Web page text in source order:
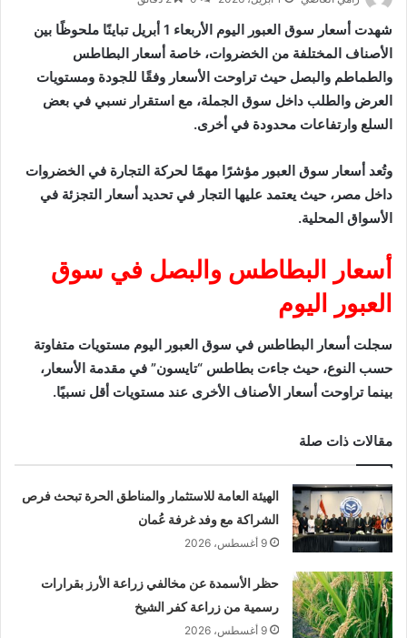
شهدت أسعار سوق العبور اليوم الأربعاء 1 أبريل تباينًا ملحوظًا بين
الأصناف المختلفة من الخضروات، خاصة أسعار البطاطس
والطماطم والبصل حيث تراوحت الأسعار وفقًا للجودة ومستويات
العرض والطلب داخل سوق الجملة، مع استقرار نسبي في بعض
السلع وارتفاعات محدودة في أخرى.
وتُعد أسعار سوق العبور مؤشرًا مهمًا لحركة التجارة في الخضروات
داخل مصر، حيث يعتمد عليها التجار في تحديد أسعار التجزئة في
الأسواق المحلية.
أسعار البطاطس والبصل في سوق
العبور اليوم
سجلت أسعار البطاطس في سوق العبور اليوم مستويات متفاوتة
حسب النوع، حيث جاءت بطاطس “تايسون” في مقدمة الأسعار،
بينما تراوحت أسعار الأصناف الأخرى عند مستويات أقل نسبيًا.
مقالات ذات صلة
الهيئة العامة للاستثمار والمناطق الحرة تبحث فرص
الشراكة مع وفد غرفة عُمان
9 أغسطس، 2026
حظر الأسمدة عن مخالفي زراعة الأرز بقرارات
رسمية من زراعة كفر الشيخ
9 أغسطس، 2026